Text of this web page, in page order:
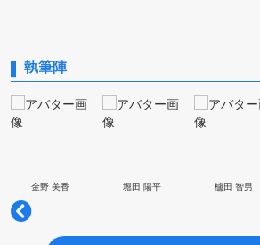
執筆陣
金野 美香 堀田 陽平 櫨田 智男